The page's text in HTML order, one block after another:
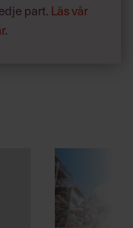
part. Läs vår
.